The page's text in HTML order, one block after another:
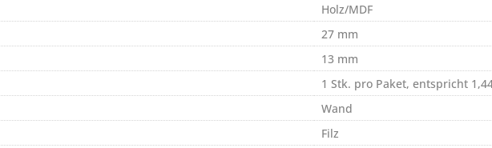
Holz/MDF
27 mm
13 mm
1 Stk. pro Paket, entspricht
Wand
Filz